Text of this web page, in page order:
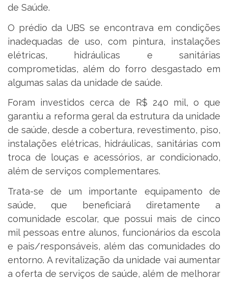
de Saúde.
O prédio da UBS se encontrava em condições
inadequadas de uso, com pintura, instalações
elétricas, hidráulicas e sanitárias
comprometidas, além do forro desgastado em
algumas salas da unidade de saúde.
Foram investidos cerca de R$ 240 mil, o que
garantiu a reforma geral da estrutura da unidade
de saúde, desde a cobertura, revestimento, piso,
instalações elétricas, hidráulicas, sanitárias com
troca de louças e acessórios, ar condicionado,
além de serviços complementares.
Trata-se de um importante equipamento de
saúde, que beneficiará diretamente a
comunidade escolar, que possui mais de cinco
mil pessoas entre alunos, funcionários da escola
e pais/responsáveis, além das comunidades do
entorno. A revitalização da unidade vai aumentar
a oferta de serviços de saúde, além de melhorar